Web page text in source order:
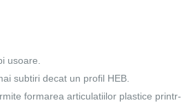
usoare.
subtiri decat un profil HEB.
formarea articulatiilor plastice printr-